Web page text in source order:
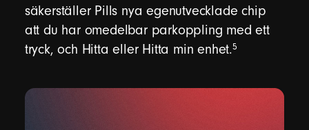
säkerställer Pills nya egenutvecklade chip
att du har omedelbar parkoppling med ett
tryck, och Hitta eller Hitta min enhet.fotnot
5